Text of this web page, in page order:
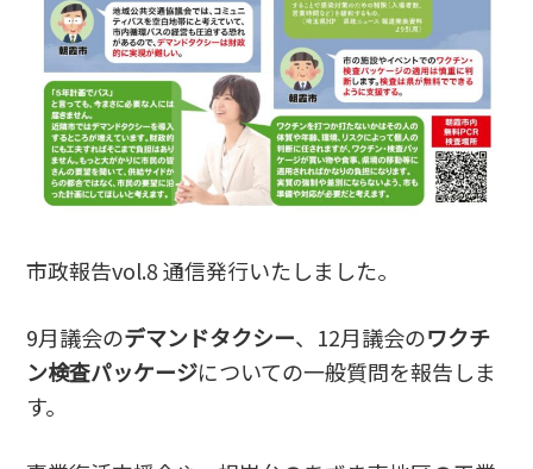
市政報告vol.8 通信発行いたしました。
9月議会のデマンドタクシー、12月議会のワクチ
ン検査パッケージについての一般質問を報告しま
す。